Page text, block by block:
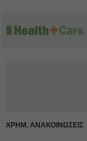
ΧΡΗΜ. ΑΝΑΚΟΙΝΩΣΕΙΣ